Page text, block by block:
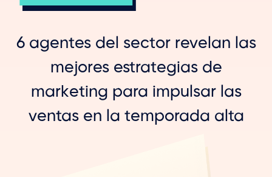
6 agentes del sector revelan las
mejores estrategias de
marketing para impulsar las
ventas en la temporada alta